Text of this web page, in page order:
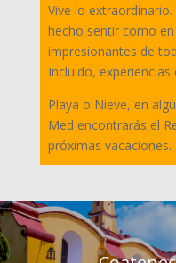
Vive lo
hecho sentir como
impresionantes de
Incluido, experiencias
Playa o Nieve, en
Med encontrarás el
próximas vacaciones.